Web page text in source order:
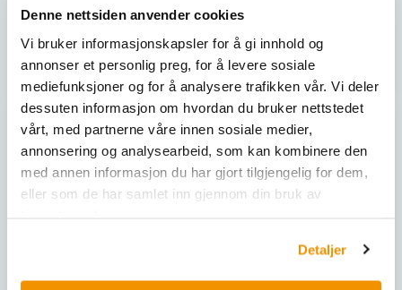
Denne nettsiden anvender cookies
Vi bruker informasjonskapsler for å gi innhold og
annonser et personlig preg, for å levere sosiale
mediefunksjoner og for å analysere trafikken vår. Vi deler
dessuten informasjon om hvordan du bruker nettstedet
vårt, med partnerne våre innen sosiale medier,
annonsering og analysearbeid, som kan kombinere den
med annen informasjon du har gjort tilgjengelig for dem,
eller som de har samlet inn gjennom din bruk av
Detaljer
SHA 6765007
Kjøp her
SHA 6765003
Kjøp her